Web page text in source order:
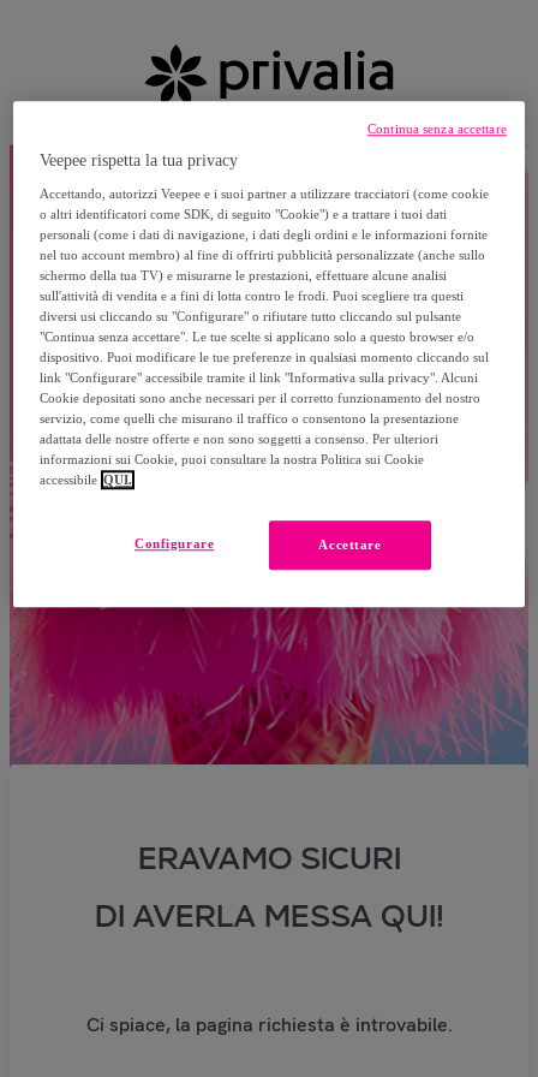
ERAVAMO SICURI
DI AVERLA MESSA QUI!
Ci spiace, la pagina richiesta è introvabile.
Veepee rispetta la tua privacy
Accettando, autorizzi Veepee e i suoi partner a utilizzare tracciatori (come cookie
o altri identificatori come SDK, di seguito "Cookie") e a trattare i tuoi dati
personali (come i dati di navigazione, i dati degli ordini e le informazioni fornite
nel tuo account membro) al fine di offrirti pubblicità personalizzate (anche sullo
schermo della tua TV) e misurarne le prestazioni, effettuare alcune analisi
sull'attività di vendita e a fini di lotta contro le frodi. Puoi scegliere tra questi
diversi usi cliccando su "Configurare" o rifiutare tutto cliccando sul pulsante
"Continua senza accettare". Le tue scelte si applicano solo a questo browser e/o
dispositivo. Puoi modificare le tue preferenze in qualsiasi momento cliccando sul
link "Configurare" accessibile tramite il link "Informativa sulla privacy". Alcuni
Cookie depositati sono anche necessari per il corretto funzionamento del nostro
servizio, come quelli che misurano il traffico o consentono la presentazione
adattata delle nostre offerte e non sono soggetti a consenso. Per ulteriori
informazioni sui Cookie, puoi consultare la nostra Politica sui Cookie
accessibile QUI.
Accettare
Configurare
Continua senza accettare